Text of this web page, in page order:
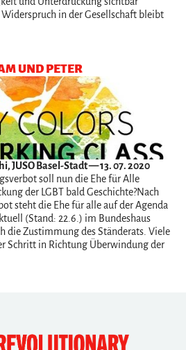
in der Gesellschaft bleibt
UND PETER
JUSO Basel-Stadt — 13. 07. 2020
soll nun die Ehe für Alle
der LGBT bald Geschichte?Nach
steht die Ehe für alle auf der Agenda
(Stand: 22.6.) im Bundeshaus
die Zustimmung des Ständerats. Viele
Schritt in Richtung Überwindung der